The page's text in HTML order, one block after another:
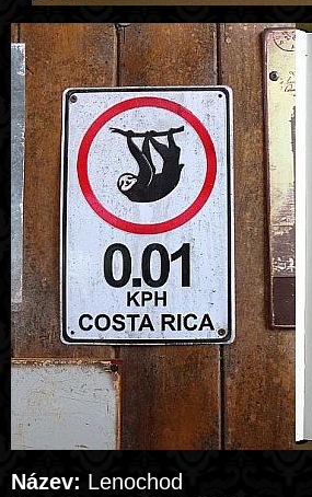
Název: Lenochod